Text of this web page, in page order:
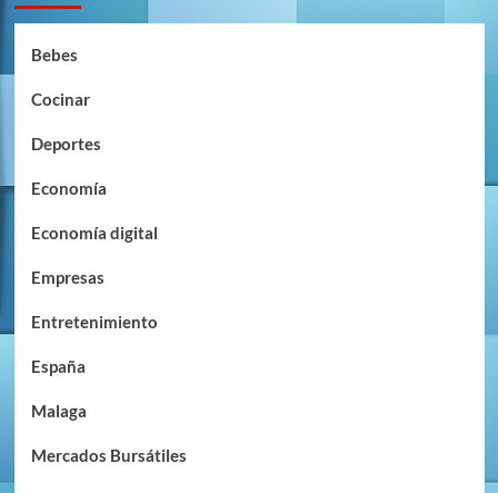
Bebes
Cocinar
Deportes
Economía
Economía digital
Empresas
Entretenimiento
España
Malaga
Mercados Bursátiles